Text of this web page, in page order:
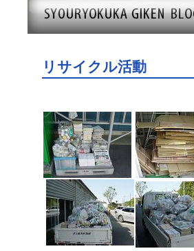
リサイクル活動